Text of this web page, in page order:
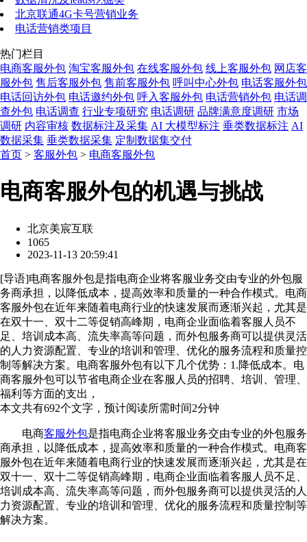
北京联通4G卡号营销业务
电话营销类项目
热门栏目
电商客服外包 淘宝客服外包 在线客服外包 线上客服外包 网店客
服外包 售后客服外包 售前客服外包 呼叫中心外包 电话客服外包
电话回访外包 电话邀约外包 呼入客服外包 电话营销外包 电话调
查外包 电话调查 行业专项研究 电话调研 品牌满意度调研 市场
调研 内容审核 数据标注及采集 AI 大模型标注 垂类数据标注 AI
数据采集 垂类数据采集 定制数据集交付
首页 > 客服外包 > 电商客服外包
电商客服外包的机遇与挑战
北京美宸互联
1065
2023-11-13 20:59:41
[导语]电商客服外包是指电商企业将客服业务交由专业的外包服
务商承担，以降低成本，提高效率和质量的一种合作模式。电商
客服外包在近年来随着电商行业的快速发展而逐渐兴起，尤其是
在双十一、双十二等促销高峰期，电商企业面临着客服人员不
足、培训成本高、流失率高等问题，而外包服务商可以提供灵活
的人力资源配置、专业的培训和管理、优化的服务流程和质量控
制等解决方案。电商客服外包有以下几个优势：1.降低成本。电
商客服外包可以节省电商企业在客服人员的招聘、培训、管理、
福利等方面的支出，
本文共有692个文字，预计阅读所需时间2分钟
电商客服外包是指电商企业将客服业务交由专业的外包服务
商承担，以降低成本，提高效率和质量的一种合作模式。电商客
服外包在近年来随着电商行业的快速发展而逐渐兴起，尤其是在
双十一、双十二等促销高峰期，电商企业面临着客服人员不足、
培训成本高、流失率高等问题，而外包服务商可以提供灵活的人
力资源配置、专业的培训和管理、优化的服务流程和质量控制等
解决方案。